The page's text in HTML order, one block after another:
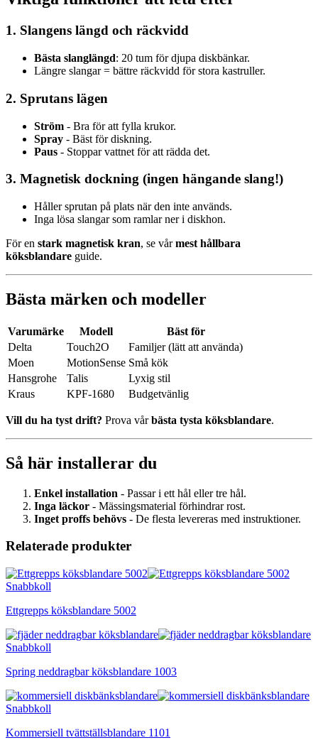
1. Slangens längd och räckvidd
Bästa slanglängd: 20 tum för djupa diskbänkar.
Längre slangar = bättre räckvidd för stora kastruller.
2. Sprutans lägen
Ström - Bra för att fylla krukor.
Spray - Bäst för diskning.
Paus - Stoppar vattnet för att rädda det.
3. Magnetisk dockning (ingen hängande slang!)
Håller sprutan på plats när den inte används.
Inga lösa slangar som ramlar ner i diskhon.
För en stark magnetisk kran, se vårmest hållbara
köksblandare guide.
Bästa märken och modeller
Varumärke Modell
Bäst för
Delta
Touch2O
Familjer (lätt att använda)
Moen
MotionSense Små kök
Hansgrohe
Talis
Lyxig stil
Kraus
KPF-1680 Budgetvänlig
Vill du ha tyst drift? Prova vårbästa tysta köksblandare.
Så här installerar du
Enkel installation - Passar i ett hål eller tre hål.
Inga läckor - Mässingsmaterial förhindrar rost.
Inget proffs behövs - De flesta levereras med instruktioner.
Relaterade produkter
Snabbkoll
Ettgrepps köksblandare 5002
Snabbkoll
Spring neddragbar köksblandare 1003
Snabbkoll
Kommersiell tvättställsblandare 1101